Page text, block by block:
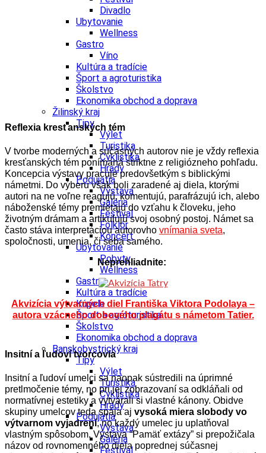
Divadlo
Ubytovanie
Wellness
Gastro
Víno
Kultúra a tradície
Šport a agroturistika
Školstvo
Ekonomika obchod a doprava
Žilinský kraj
Tipy
Výlet
Turistika
Cyklistika
Hrady
Podujatia
Výstava
Galéria
Festival
Folklór
Koncert
Ubytovanie
Pobyty
Wellness
Gastro
Kultúra a tradície
Kúpele
Šport a agroturistika
Školstvo
Ekonomika obchod a doprava
Banskobystrický kraj
Tipy
Výlet
Turistika
Cyklistika
Hrady
Podujatia
Výstava
Galéria
Festival
Reflexia kresťanských tém
V tvorbe moderných a súčasných autorov nie je vždy reflexia
kresťanských tém ponímaná striktne z religiózneho pohľadu.
Koncepcia výstavy pracuje predovšetkým s biblickými
námetmi. Do výberu však boli zaradené aj diela, ktorými
autori na ne voľne reagujú, komentujú, parafrázujú ich, alebo
náboženské témy premietajú do vzťahu k človeku, jeho
životným drámam a artikulujú svoj osobný postoj. Námet sa
často stáva interpretáciou autorovho vnímania sveta,
spoločnosti, umenia, či seba samého.
Neprehliadnite:
Akvizícia výtvarných diel Františka Viktora Podolaya –
autora vzácneho dobového plagátu s námetom Tatier.
Insitní a ľudoví tvorcovia
Insitní a ľudoví umelci sa naopak sústredili na úprimné
pretlmočenie témy, no pri jej zobrazovaní sa odkláňali od
normatívnej estetiky a vytvárali si vlastné kánony. Obidve
skupiny umelcov teda spája aj vysoká miera slobody vo
výtvarnom vyjadrení, no každý umelec ju uplatňoval
vlastným spôsobom. Výstava “Pamäť extázy” si prepožičala
názov od rovnomenného diela poprednej súčasnej